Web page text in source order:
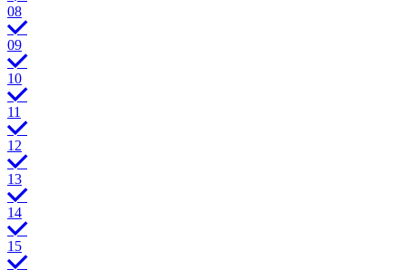
08
09
10
11
12
13
14
15